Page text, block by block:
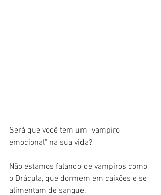
Será que você tem um "vampiro
emocional" na sua vida?
Não estamos falando de vampiros como
o Drácula, que dormem em caixões e se
alimentam de sangue.